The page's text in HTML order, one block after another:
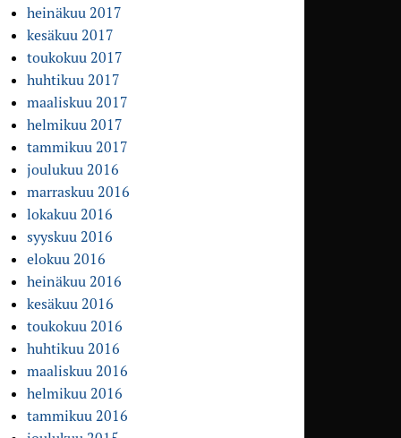
heinäkuu 2017
kesäkuu 2017
toukokuu 2017
huhtikuu 2017
maaliskuu 2017
helmikuu 2017
tammikuu 2017
joulukuu 2016
marraskuu 2016
lokakuu 2016
syyskuu 2016
elokuu 2016
heinäkuu 2016
kesäkuu 2016
toukokuu 2016
huhtikuu 2016
maaliskuu 2016
helmikuu 2016
tammikuu 2016